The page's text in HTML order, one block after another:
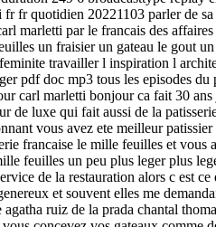
fr quotidien 20221103 parler de
marletti par le francais des
un fraisier un gateau le gout
travailler l inspiration l
pdf doc mp3 tous les episodes
marletti bonjour ca fait 30 ans
de luxe qui fait aussi de la
vous avez ete meilleur
francaise le mille feuilles et
feuilles un peu plus leger plus
de la restauration alors c est
et souvent elles me
ruiz de la prada chantal